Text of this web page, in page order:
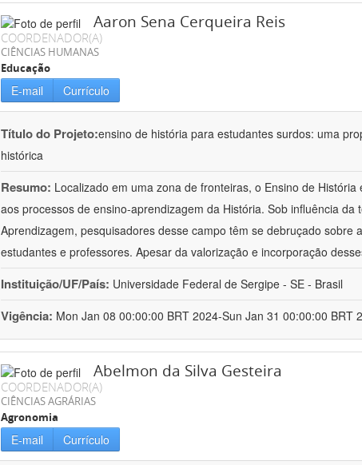
Aaron Sena Cerqueira Reis
COORDENADOR(A)
CIÊNCIAS HUMANAS
Educação
E-mail Currículo
Título do Projeto:ensino de história para estudantes surdos: uma
histórica
Resumo: Localizado em uma zona de fronteiras, o Ensino de
aos processos de ensino-aprendizagem da História. Sob influência
Aprendizagem, pesquisadores desse campo têm se debruçado sobre
estudantes e professores. Apesar da valorização e incorporação
Instituição/UF/País: Universidade Federal de Sergipe - SE - Brasil
Vigência: Mon Jan 08 00:00:00 BRT 2024-Sun Jan 31 00:00:00 BRT
Abelmon da Silva Gesteira
COORDENADOR(A)
CIÊNCIAS AGRÁRIAS
Agronomia
E-mail Currículo